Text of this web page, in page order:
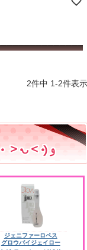
2件中 1-2件表示
ジェニファーロペス
グロウバイジェイロー